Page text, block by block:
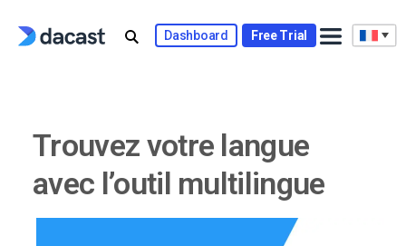
Dashboard Free Trial
Trouvez votre langue
avec l’outil multilingue